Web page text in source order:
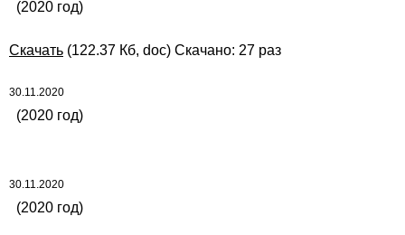
(2020 год)
Скачать (122.37 Кб, doc) Скачано: 27 раз
30.11.2020
(2020 год)
30.11.2020
(2020 год)